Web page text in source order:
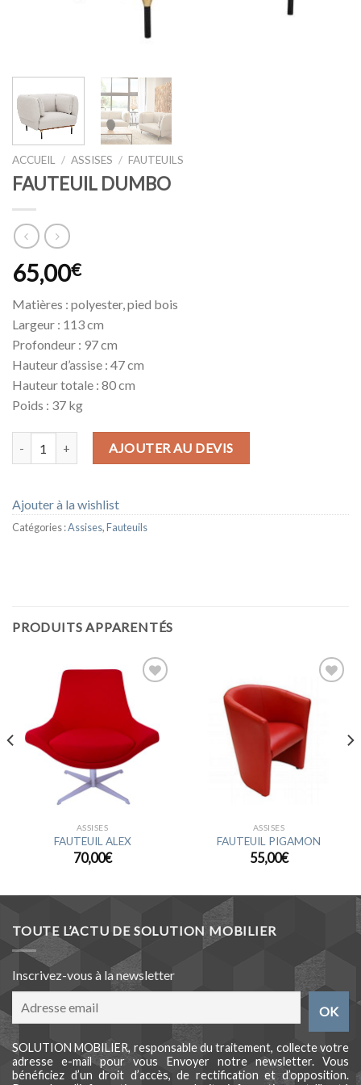
ACCUEIL / ASSISES / FAUTEUILS
FAUTEUIL DUMBO
65,00€
Matières : polyester, pied bois
Largeur : 113 cm
Profondeur : 97 cm
Hauteur d’assise : 47 cm
Hauteur totale : 80 cm
Poids : 37 kg
quantité de FAUTEUIL DUMBOAJOUTER AU DEVIS
Ajouter à la wishlist
Catégories :Assises,Fauteuils
PRODUITS APPARENTÉS
wishlist
ASSISES
FAUTEUIL ALEX
70,00€
wishlist
ASSISES
FAUTEUIL PIGAMON
55,00€
TOUTE L’ACTU DE SOLUTION MOBILIER
Inscrivez-vous à la newsletter
SOLUTION MOBILIER, responsable du traitement, collecte votre
adresse e-mail pour vous Envoyer notre newsletter. Vous
bénéficiez d’un droit d’accès, de rectification et d’opposition.